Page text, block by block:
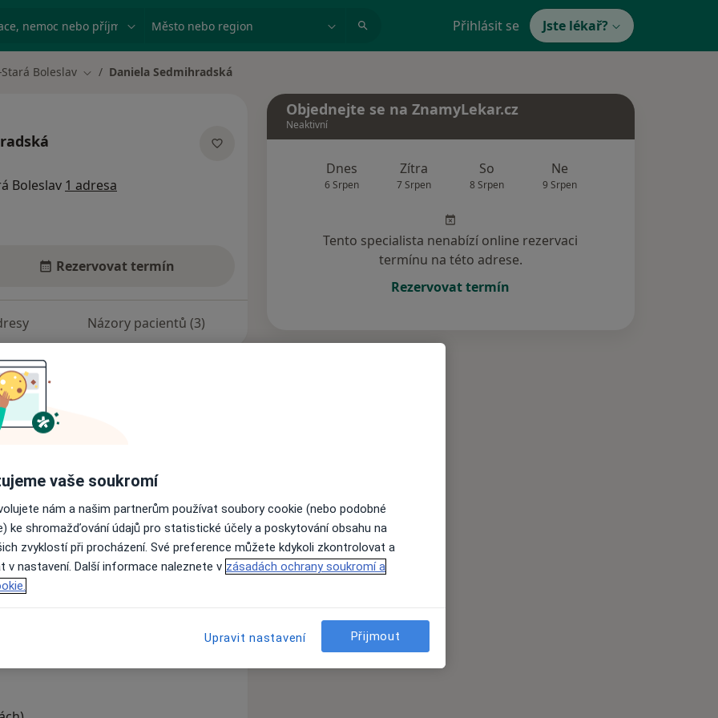
nemoc nebo příjmení Město nebo region Přihlásit se Jste lékař?
Boleslav Změna města
Daniela Sedmihradská
Boleslav 1 adresa
Rezervovat termín
Názory pacientů (3)
přání. K tomu používám metody
na řešení zaměřený přístup a
podle Miltona H. Ericksona.
změn v životě klienta.
vydá a jaká překvapení nám naše
je možná také přes benefitní
stresová porucha (PTSD)
Objednejte se na ZnamyLekar.cz
Neaktivní
Dnes
6 Srpen
Zítra
7 Srpen
So
8 Srpen
Ne
9 Srpen
Tento specialista nenabízí online rezervaci
termínu na této adrese.
Rezervovat termín
vaše soukromí
nám a našim partnerům používat soubory cookie (nebo podobné
ke shromažďování údajů pro statistické účely a poskytování obsahu na
zvyklostí při procházení. Své preference můžete kdykoli zkontrolovat a
v nastavení. Další informace naleznete v zásadách ochrany soukromí a
Upravit nastavení Přijmout